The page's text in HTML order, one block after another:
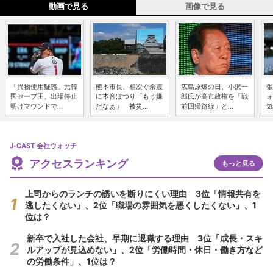
動画で見る 画像で見る
「異物使用疑惑」元韓
国セーブ王、出場停止
明けマウンドで...
熊本市長、相次ぐ余震
に本音ぽつり「もう嫌
だなぁ」 被災...
広島原爆の日、小沢一
郎氏が高市政権を「戦
前回帰路線」と...
J-CAST 会社ウォッチ
アクセスランキング もっと見る
上司からのランチの誘いを断りにくい理由 3位「情報共有を
逃したくない」、2位「職場の雰囲気を悪くしたくない」、1
位は？
新卒で入社した会社、早期に退職する理由 3位「成長・スキ
ルアップが見込めない」、2位「労働時間・休日・働き方など
の労働条件」、1位は？